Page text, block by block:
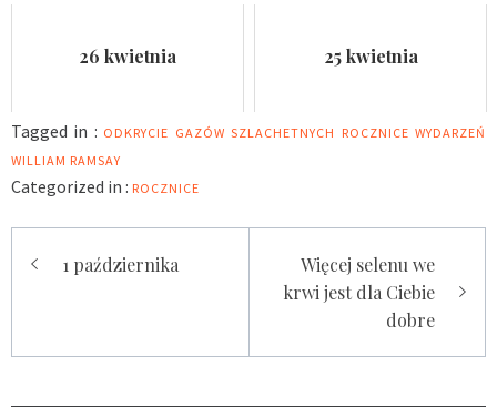
26 kwietnia 25 kwietnia
Tagged in : ODKRYCIE GAZÓW SZLACHETNYCH ROCZNICE WYDARZEŃ
WILLIAM RAMSAY
Categorized in : ROCZNICE
Nawigacja
wpisu
1 października
Więcej selenu we
krwi jest dla Ciebie
dobre